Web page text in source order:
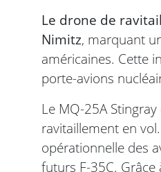
Le drone de
Nimitz, marquant
américaines. Cette
porte-avions
Le MQ-25A
ravitaillement en
opérationnelle des
futurs F-35C.